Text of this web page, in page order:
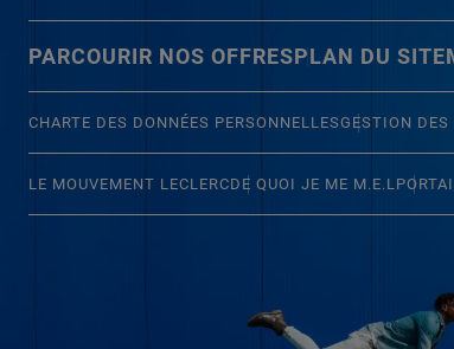
PARCOURIR NOS OFFRESPLAN DU SITE
CHARTE DES DONNÉES PERSONNELLESGESTION DES
LE MOUVEMENT LECLERCDE QUOI JE ME M.E.L